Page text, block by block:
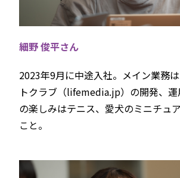
細野 俊平さん
2023年9月に中途入社。‬メイン業務
トクラブ（lifemedia.jp）の開発、運
の楽しみはテニス、愛犬のミニチュ
こと。